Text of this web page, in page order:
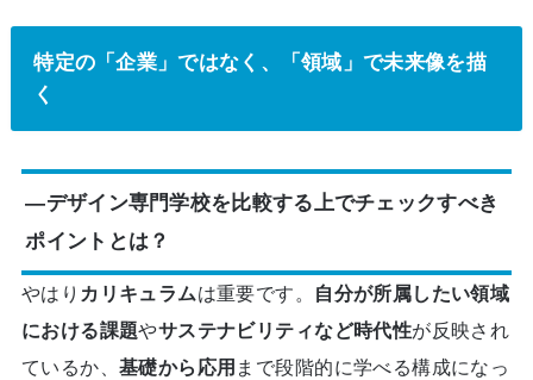
特定の「企業」ではなく、「領域」で未来像を描
く
―デザイン専門学校を比較する上でチェックすべき
ポイントとは？
やはり カリキュラムは重要です。 自分が所属したい領域
における課題やサステナビリティなど時代性が反映され
ているか、 基礎から応用 まで段階的に学べる構成になっ